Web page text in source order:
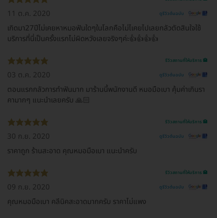
11 ต.ค. 2020 ดูรีวิวต้นฉบับ
เกิดมา27ปีไม่เคยหาหมอฟันใดๆในโลกคือไม่ไเคยไปเลยกลัวตัดสินใจใช้
บริการที่นี่เป็นครั้งแรกไม่ผิดหวังเลยจริงๆค่ะ👍👍👍👍
รีวิวสถานที่ให้บริการ 🏥
03 ต.ค. 2020 ดูรีวิวต้นฉบับ
ตอนแรกกลัวการทำฟันมาก มาร้านนี้พนักงานดี หมอมือเบา คุ้มค่าเกินรา
คามากๆ แนะนำเลยครับ 🙏🏻
รีวิวสถานที่ให้บริการ 🏥
30 ก.ย. 2020 ดูรีวิวต้นฉบับ
ราคาถูก ร้านสะอาด คุณหมอมือเบา แนะนำครับ
รีวิวสถานที่ให้บริการ 🏥
09 ก.ย. 2020 ดูรีวิวต้นฉบับ
คุณหมอมือเบา คลีนิคสะอาดมากครับ ราคาไม่แพง